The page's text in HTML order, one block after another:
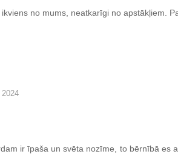
no mums, neatkarīgi no apstākļiem.
ir īpaša un svēta nozīme, to bērnībā es